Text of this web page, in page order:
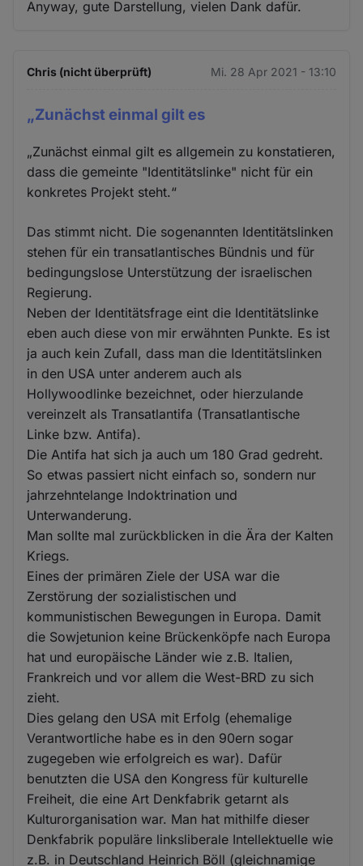
Anyway, gute Darstellung, vielen Dank dafür.
Chris (nicht überprüft) Mi. 28 Apr 2021 - 13:10
„Zunächst einmal gilt es
„Zunächst einmal gilt es allgemein zu konstatieren,
dass die gemeinte "Identitätslinke" nicht für ein
konkretes Projekt steht.“
Das stimmt nicht. Die sogenannten Identitätslinken
stehen für ein transatlantisches Bündnis und für
bedingungslose Unterstützung der israelischen
Regierung.
Neben der Identitätsfrage eint die Identitätslinke
eben auch diese von mir erwähnten Punkte. Es ist
ja auch kein Zufall, dass man die Identitätslinken
in den USA unter anderem auch als
Hollywoodlinke bezeichnet, oder hierzulande
vereinzelt als Transatlantifa (Transatlantische
Linke bzw. Antifa).
Die Antifa hat sich ja auch um 180 Grad gedreht.
So etwas passiert nicht einfach so, sondern nur
jahrzehntelange Indoktrination und
Unterwanderung.
Man sollte mal zurückblicken in die Ära der Kalten
Kriegs.
Eines der primären Ziele der USA war die
Zerstörung der sozialistischen und
kommunistischen Bewegungen in Europa. Damit
die Sowjetunion keine Brückenköpfe nach Europa
hat und europäische Länder wie z.B. Italien,
Frankreich und vor allem die West-BRD zu sich
zieht.
Dies gelang den USA mit Erfolg (ehemalige
Verantwortliche habe es in den 90ern sogar
zugegeben wie erfolgreich es war). Dafür
benutzten die USA den Kongress für kulturelle
Freiheit, die eine Art Denkfabrik getarnt als
Kulturorganisation war. Man hat mithilfe dieser
Denkfabrik populäre linksliberale Intellektuelle wie
z.B. in Deutschland Heinrich Böll (gleichnamige